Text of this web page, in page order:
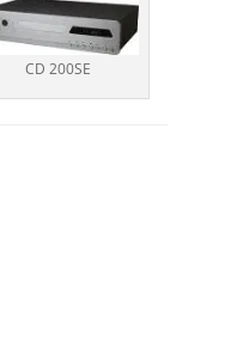
CD 200SE